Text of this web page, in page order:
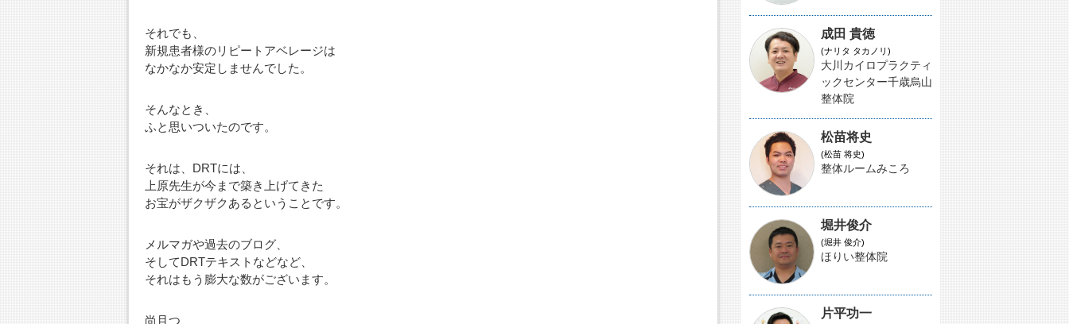
それでも、
新規患者様のリピートアベレージは
なかなか安定しませんでした。
そんなとき、
ふと思いついたのです。
それは、DRTには、
上原先生が今まで築き上げてきた
お宝がザクザクあるということです。
メルマガや過去のブログ、
そしてDRTテキストなどなど、
それはもう膨大な数がございます。
尚且つ、
成田 貴徳
(ナリタ タカノリ)
大川カイロプラクティ
ックセンター千歳烏山
整体院
松苗将史
(松苗 将史)
整体ルームみころ
堀井俊介
(堀井 俊介)
ほりい整体院
片平功一